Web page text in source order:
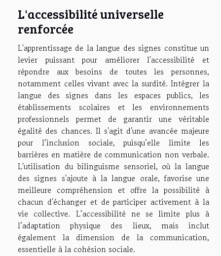
L'accessibilité universelle
renforcée
L'apprentissage de la langue des signes constitue un
levier puissant pour améliorer l'accessibilité et
répondre aux besoins de toutes les personnes,
notamment celles vivant avec la surdité. Intégrer la
langue des signes dans les espaces publics, les
établissements scolaires et les environnements
professionnels permet de garantir une véritable
égalité des chances. Il s'agit d'une avancée majeure
pour l’inclusion sociale, puisqu’elle limite les
barrières en matière de communication non verbale.
L'utilisation du bilinguisme sensoriel, où la langue
des signes s'ajoute à la langue orale, favorise une
meilleure compréhension et offre la possibilité à
chacun d'échanger et de participer activement à la
vie collective. L’accessibilité ne se limite plus à
l’adaptation physique des lieux, mais inclut
également la dimension de la communication,
essentielle à la cohésion sociale.